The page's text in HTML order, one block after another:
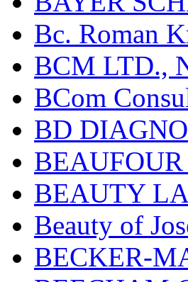
Bc. Roman
BCM LTD.,
BCom
BD
BEAUTY
Beauty of
BECKER-